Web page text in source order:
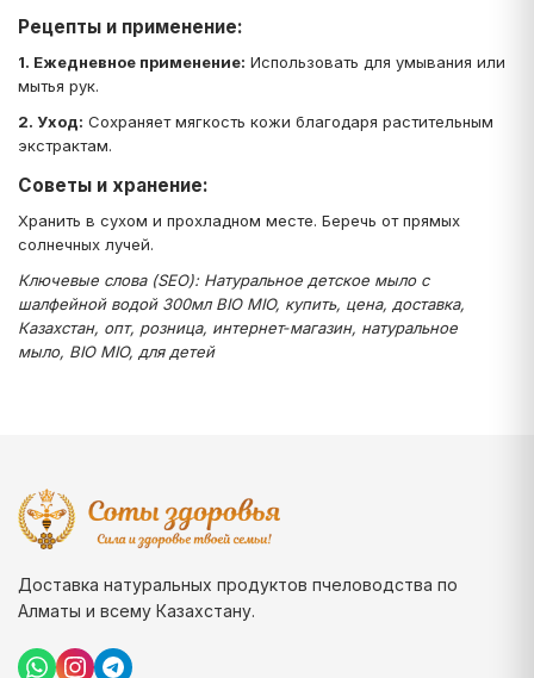
Рецепты и применение:
1. Ежедневное применение: Использовать для умывания или
мытья рук.
2. Уход: Сохраняет мягкость кожи благодаря растительным
экстрактам.
Советы и хранение:
Хранить в сухом и прохладном месте. Беречь от прямых
солнечных лучей.
Ключевые слова (SEO): Натуральное детское мыло с
шалфейной водой 300мл BIO MIO, купить, цена, доставка,
Казахстан, опт, розница, интернет‑магазин, натуральное
мыло, BIO MIO, для детей
Доставка натуральных продуктов пчеловодства по
Алматы и всему Казахстану.